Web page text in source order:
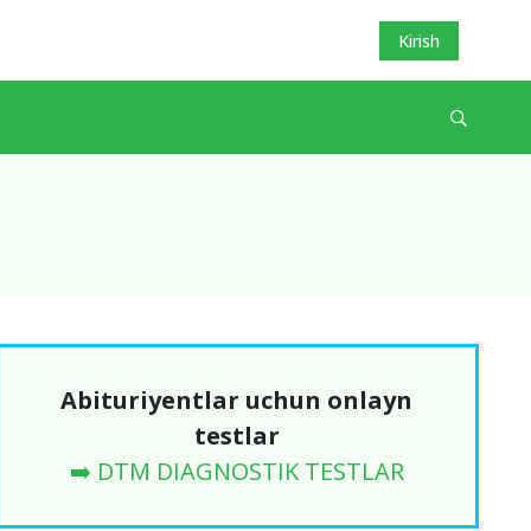
Kirish
Abituriyentlar uchun onlayn
testlar
➡️ DTM DIAGNOSTIK TESTLAR